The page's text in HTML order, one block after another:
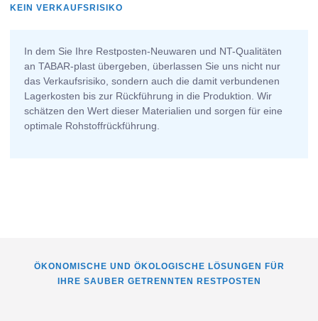
KEIN VERKAUFSRISIKO
In dem Sie Ihre Restposten-Neuwaren und NT-Qualitäten
an TABAR-plast übergeben, überlassen Sie uns nicht nur
das Verkaufsrisiko, sondern auch die damit verbundenen
Lagerkosten bis zur Rückführung in die Produktion. Wir
schätzen den Wert dieser Materialien und sorgen für eine
optimale Rohstoffrückführung.
ÖKONOMISCHE UND ÖKOLOGISCHE LÖSUNGEN FÜR
IHRE SAUBER GETRENNTEN RESTPOSTEN